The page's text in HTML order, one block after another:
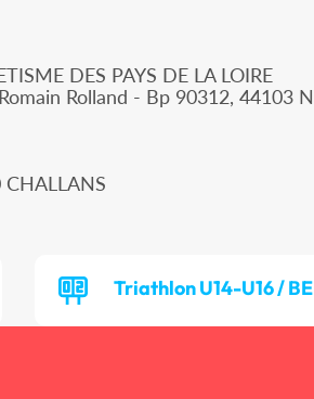
DES PAYS DE LA LOIRE
Rolland - Bp 90312, 44103
CHALLANS
Triathlon U14-U16 /